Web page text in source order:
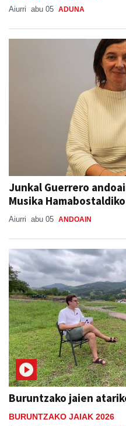
Aiurri abu 05 ADUNA
Junkal Guerrero
Musika
Aiurri abu 05 ANDOAIN
Buruntzako jaien
BURUNTZAKO JAIAK 2026